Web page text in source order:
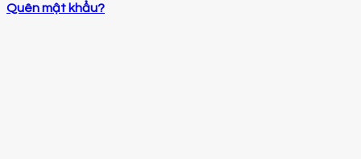
Quên mật khẩu?